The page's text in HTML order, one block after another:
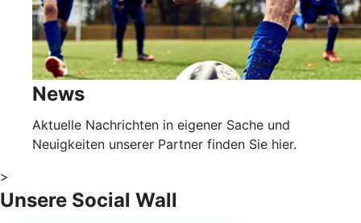
News
Aktuelle Nachrichten in eigener Sache und
Neuigkeiten unserer Partner finden Sie hier.
>
Unsere Social Wall